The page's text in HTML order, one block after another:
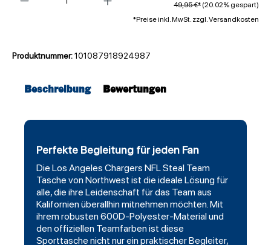
49,95 €* (20.02% gespart)
*Preise inkl. MwSt. zzgl. Versandkosten
Produktnummer:101087918924987
Beschreibung Bewertungen
Perfekte Begleitung für jeden Fan
Die Los Angeles Chargers NFL Steal Team
Tasche vonNorthwest ist die ideale Lösung für
alle, die ihre Leidenschaft für das Team aus
Kalifornien überallhin mitnehmen möchten. Mit
ihrem robusten 600D-Polyester-Material und
den offiziellen Teamfarben ist diese
Sporttasche nicht nur ein praktischer Begleiter,